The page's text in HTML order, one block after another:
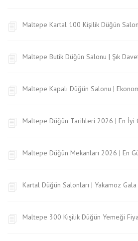
Maltepe Kartal 100 Kişilik Düğün
Maltepe Butik Düğün Salonu | Şık
Maltepe Kapalı Düğün Salonu |
Maltepe Düğün Tarihleri 2026 | En İyi
Maltepe Düğün Mekanları 2026 | En
Kartal Düğün Salonları | Yakamoz
Maltepe 300 Kişilik Düğün Yemeği